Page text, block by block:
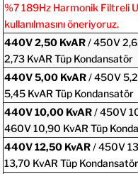
%7 189Hz Harmonik Filtreli
kullanılmasını öneriyoruz.
440V 2,50 KvAR/ 450V
2,73 KvAR Tüp Kondansatör
440V 5,00 KvAR/ 450V
5,45 KvAR Tüp Kondansatör
440V 10,00 KvAR/ 450V
460V 10,90 KvAR Tüp
440V 12,50 KvAR/ 450V
13,70 KvAR Tüp Kondansatör